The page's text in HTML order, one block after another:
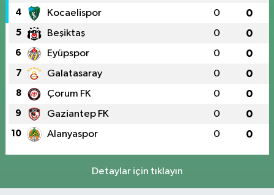
4 Kocaelispor 0 0
5 Beşiktaş 0 0
6 Eyüpspor 0 0
7 Galatasaray 0 0
8 Çorum FK 0 0
9 Gaziantep FK 0 0
10 Alanyaspor 0 0
Detaylar için tıklayın